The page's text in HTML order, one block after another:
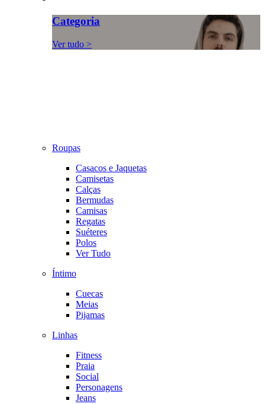
Categoria
Ver tudo >
Roupas
Casacos e Jaquetas
Camisetas
Calças
Bermudas
Camisas
Regatas
Suéteres
Polos
Ver Tudo
Íntimo
Cuecas
Meias
Pijamas
Linhas
Fitness
Praia
Social
Personagens
Jeans